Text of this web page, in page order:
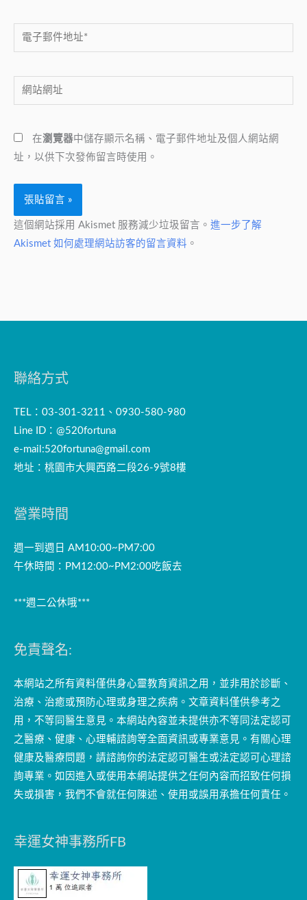
電
子
件
地
*
網
站
址
在瀏覽器中儲存顯示名稱、電子郵件地址及個人網站網
址，以供下次發佈留言時使用。
這個網站採用 Akismet 服務減少垃圾留言。 進一步了解
Akismet 如何處理網站訪客的留言資料 。
聯絡方式
TEL：03-301-3211、0930-580-980
Line ID：@520fortuna
e-mail:520fortuna@gmail.com
地址：桃園市大興西路二段26-9號8樓
營業時間
週一到週日 AM10:00~PM7:00
午休時間：PM12:00~PM2:00吃飯去
***週二公休哦***
免責聲名:
本網站之所有資料僅供身心靈教育資訊之用，並非用於診斷、
治療、治癒或預防心理或身理之疾病。文章資料僅供參考之
用，不等同醫生意見。本網站內容並未提供亦不等同法定認可
之醫療、健康、心理輔諮詢等全面資訊或專業意見。有關心理
健康及醫療問題，請諮詢你的法定認可醫生或法定認可心理諮
詢專業。如因進入或使用本網站提供之任何內容而招致任何損
失或損害，我們不會就任何陳述、使用或誤用承擔任何責任。
幸運女神事務所FB